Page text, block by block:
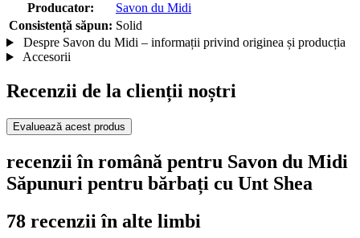
Producator:
Savon du Midi
Consistență săpun: Solid
Despre Savon du Midi – informații privind originea și producția
Accesorii
Recenzii de la clienții noștri
Evaluează acest produs
recenzii în română pentru Savon du Midi
Săpunuri pentru bărbați cu Unt Shea
78 recenzii în alte limbi